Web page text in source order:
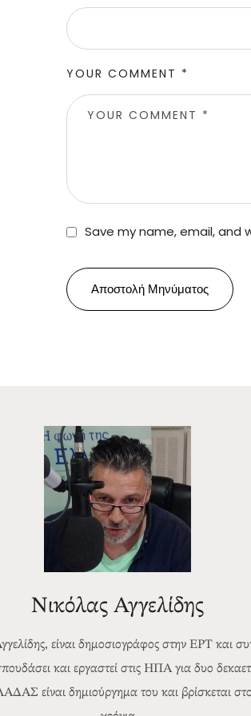
YOUR COMMENT *
Save my name, email,
Αποστολή Μηνύματος
Νικόλας Αγγελίδης
είναι δημοσιογράφος στην ΕΡΤ και
και εργαστεί στις ΗΠΑ για δυο
είναι δημιούργημα του και βρίσκεται